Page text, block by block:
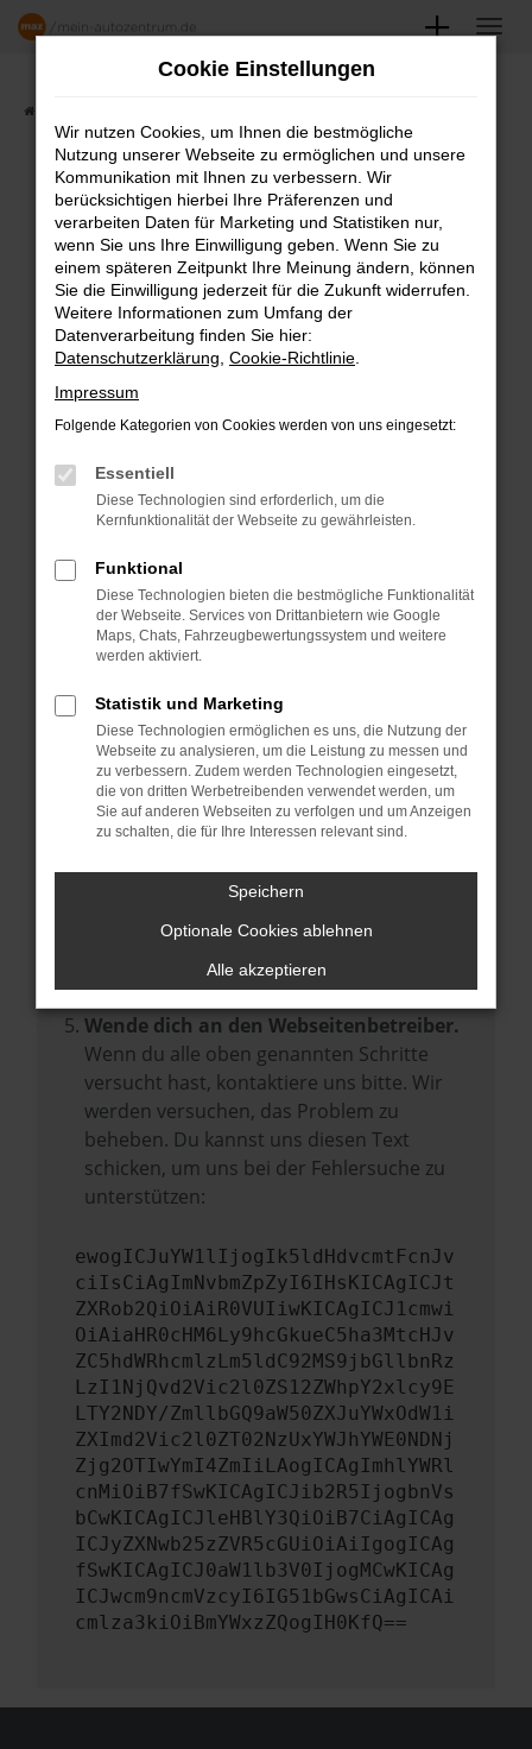
Zum
FAHRZEUGSHOWROOM
Fehler: Network Error
Beim Laden ist ein Fehler aufgetreten.
Hier sind ein paar Tipps, die dir helfen können:
Überprüfe deine Firewall und deine
Laden andere Webseiten, zum Beispiel
deine Suchmaschine?
Manche Erweiterungen, wie Werbeblocker,
können das Laden bestimmter Seiten
verhindern. Funktioniert die Seite in einem
anderen Browser oder in einem privaten
Starte dein Gerät neu.
Das kann manchmal helfen,
vorübergehende Probleme zu beheben.
Stelle sicher, dass dein Browser und dein
Betriebssystem auf dem neuesten Stand
sind.
Veraltete Software birgt nicht nur ein
Sicherheitsrisiko, sondern kann auch dazu
führen, dass bestimmte Funktionen nicht
mehr unterstützt werden.
Wende dich an den Webseitenbetreiber.
Wenn du alle oben genannten Schritte
versucht hast, kontaktiere uns bitte. Wir
werden versuchen, das Problem zu
beheben. Du kannst uns diesen Text
schicken, um uns bei der Fehlersuche zu
unterstützen:
ewogICJuYW1lIjogIk5ldHdvcmtFcnJv
ciIsCiAgImNvbmZpZyI6IHsKICAgICJt
ZXRob2QiOiAiR0VUIiwKICAgICJ1cmwi
OiAiaHR0cHM6Ly9hcGkueC5ha3MtcHJv
ZC5hdWRhcmlzLm5ldC92MS9jbGllbnRz
LzI1NjQvd2Vic2l0ZS12ZWhpY2xlcy9E
LTY2NDY/ZmllbGQ9aW50ZXJuYWxOdW1i
ZXImd2Vic2l0ZT02NzUxYWJhYWE0NDNj
Zjg2OTIwYmI4ZmIiLAogICAgImhlYWRl
cnMiOiB7fSwKICAgICJib2R5IjogbnVs
bCwKICAgICJleHBlY3QiOiB7CiAgICAg
ICJyZXNwb25zZVR5cGUiOiAiIgogICAg
fSwKICAgICJ0aW1lb3V0IjogMCwKICAg
ICJwcm9ncmVzcyI6IG51bGwsCiAgICAi
cmlza3kiOiBmYWxzZQogIH0KfQ==
Cookie Einstellungen
Wir nutzen Cookies, um Ihnen die bestmögliche
Nutzung unserer Webseite zu ermöglichen und unsere
Kommunikation mit Ihnen zu verbessern. Wir
berücksichtigen hierbei Ihre Präferenzen und
verarbeiten Daten für Marketing und Statistiken nur,
wenn Sie uns Ihre Einwilligung geben. Wenn Sie zu
einem späteren Zeitpunkt Ihre Meinung ändern, können
Sie die Einwilligung jederzeit für die Zukunft widerrufen.
Weitere Informationen zum Umfang der
Datenverarbeitung finden Sie hier:
Datenschutzerklärung Cookie-Richtlinie
Impressum
Folgende Kategorien von Cookies werden von uns eingesetzt:
Essentiell
Diese Technologien sind erforderlich, um die
Kernfunktionalität der Webseite zu gewährleisten.
Funktional
Diese Technologien bieten die bestmögliche Funktionalität
der Webseite. Services von Drittanbietern wie Google
Maps, Chats, Fahrzeugbewertungssystem und weitere
werden aktiviert.
Statistik und Marketing
Diese Technologien ermöglichen es uns, die Nutzung der
Webseite zu analysieren, um die Leistung zu messen und
zu verbessern. Zudem werden Technologien eingesetzt,
die von dritten Werbetreibenden verwendet werden, um
Sie auf anderen Webseiten zu verfolgen und um Anzeigen
zu schalten, die für Ihre Interessen relevant sind.
Speichern
Optionale Cookies ablehnen
Alle akzeptieren